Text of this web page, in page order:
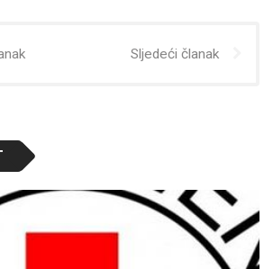
Sljedeći članak